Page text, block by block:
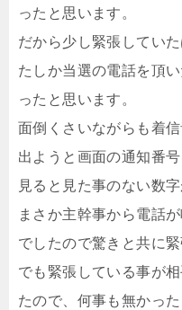
ったと思います。
だから少し緊張していた
たしか当選の電話を頂
ったと思います。
面倒くさいながらも着
出ようと画面の通知番号
見ると見た事のない数
まさか主幹事から電話
でしたので驚きと共に緊
でも緊張している事が
たので、何事も無かっ